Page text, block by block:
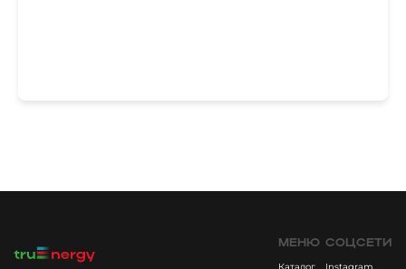
МЕНЮ СОЦСЕТИ